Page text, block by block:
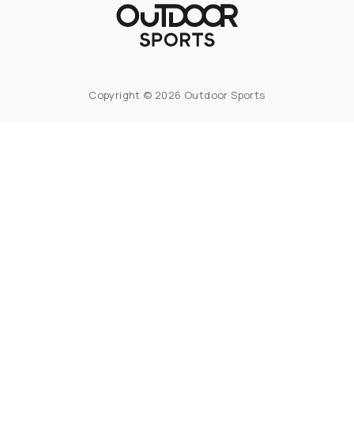
Copyright © 2026 Outdoor Sports